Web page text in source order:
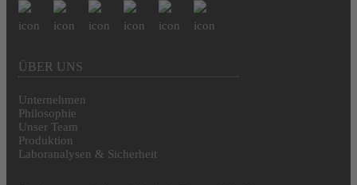
ÜBER UNS
Unternehmen
Philosophie
Unser Team
Produktion
Laboranalysen & Sicherheit